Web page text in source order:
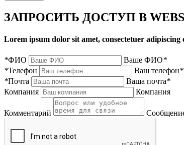
ЗАПРОСИТЬ ДОСТУП В
Lorem ipsum dolor sit amet, consectetuer
*ФИО Ваше ФИО*
*Телефон Ваш телефон*
*Почта Ваша почта*
Компания
Компания
Комментарий